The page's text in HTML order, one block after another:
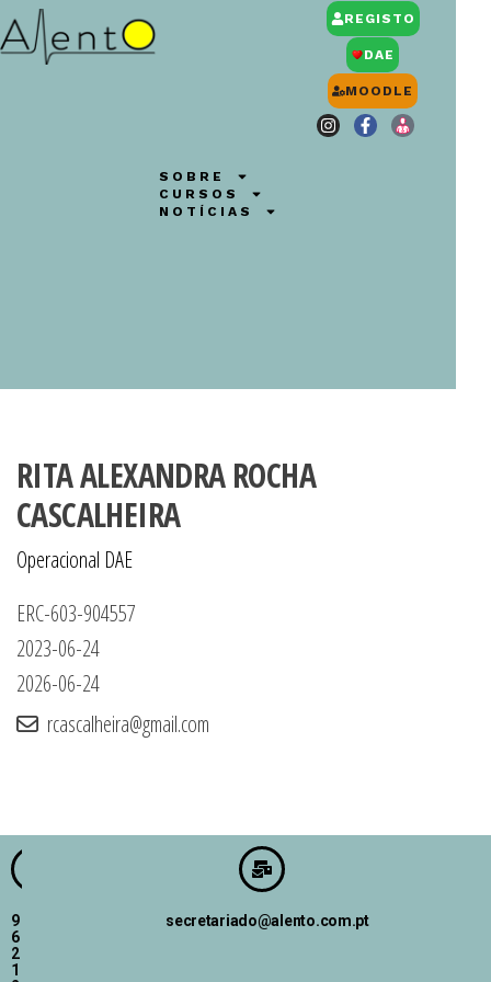
SOBRE
CURSOS
NOTÍCIAS
REGISTO
DAE
MOODLE
RITA ALEXANDRA ROCHA
CASCALHEIRA
Operacional DAE
ERC-603-904557
2023-06-24
2026-06-24
rcascalheira@gmail.com
9
6
2
1
secretariado@alento.com.pt